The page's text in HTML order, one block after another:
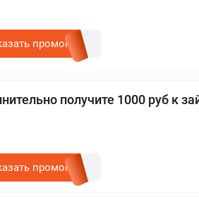
промокод
получите 1000 руб к
промокод